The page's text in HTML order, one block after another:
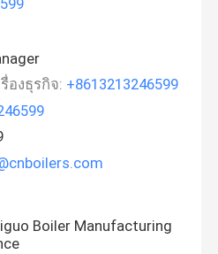
องธุรกิจ: +8613213246599
Boiler Manufacturing